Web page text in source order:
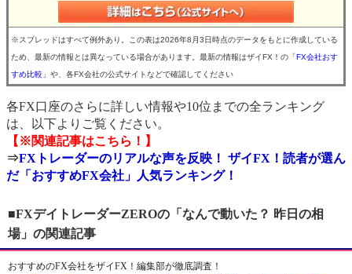
※スプレッドはすべて例外あり。この表は2026年8月3日時点のデータをもとに作成している
ため、最新の情報とは異なっている場合があります。最新の情報はザイFX！の 「FX会社おす
すめ比較」 や、各FX会社の公式サイトなどで確認してください
各FX口座のさらに詳しい情報や10位までの全ランキング
は、以下よりご覧ください。
【※関連記事はこちら！】
⇒FXトレーダーのリアルな声を反映！ ザイFX！読者が選ん
だ「おすすめFX会社」人気ランキング！
■FXデイトレーダーZEROの「なんで動いた？ 昨日の相
場」の関連記事
おすすめのFX会社をザイFX！編集部が徹底調査！